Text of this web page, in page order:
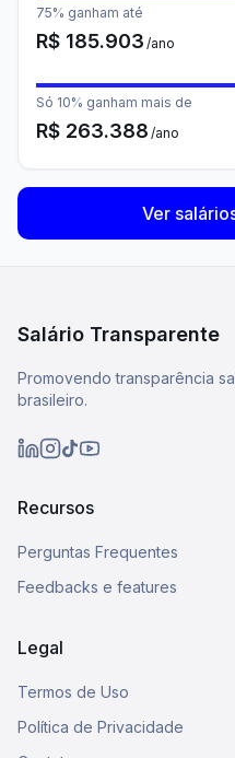
75% ganham até
R$ 185.903 /ano
Só 10% ganham mais de
R$ 263.388 /ano
Ver
Salário Transparente
Promovendo transparência
brasileiro.
Recursos
Perguntas Frequentes
Feedbacks e features
Legal
Termos de Uso
Política de Privacidade